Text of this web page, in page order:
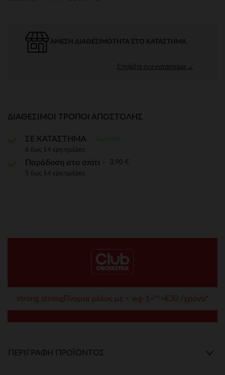
ΆΜΕΣΗ ΔΙΑΘΕΣΙΜΌΤΗΤΑ ΣΤΟ ΚΑΤΆΣΤΗΜΑ
Επιλέξτε ένα κατάστημα →
ΔΙΑΘΈΣΙΜΟΙ ΤΡΌΠΟΙ ΑΠΟΣΤΟΛΉΣ
ΣΕ ΚΑΤΑΣΤΗΜΑ
6 έως 14 εργ.ημέρες
Παράδοση στο σπίτι 3,90 €
5 έως 14 εργ.ημέρες
strong strongΓίνομαι μέλος με < wg-1="">€30 /χρόνο*
ΠΕΡΙΓΡΑΦΉ ΠΡΟΪΌΝΤΟΣ